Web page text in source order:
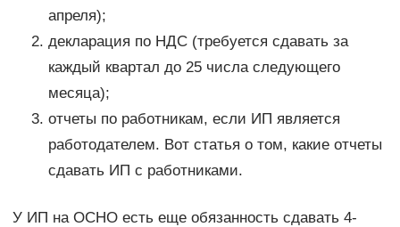
апреля);
декларация по НДС (требуется сдавать за
каждый квартал до 25 числа следующего
месяца);
отчеты по работникам, если ИП является
работодателем. Вот статья о том, какие отчеты
сдавать ИП с работниками.
У ИП на ОСНО есть еще обязанность сдавать 4-